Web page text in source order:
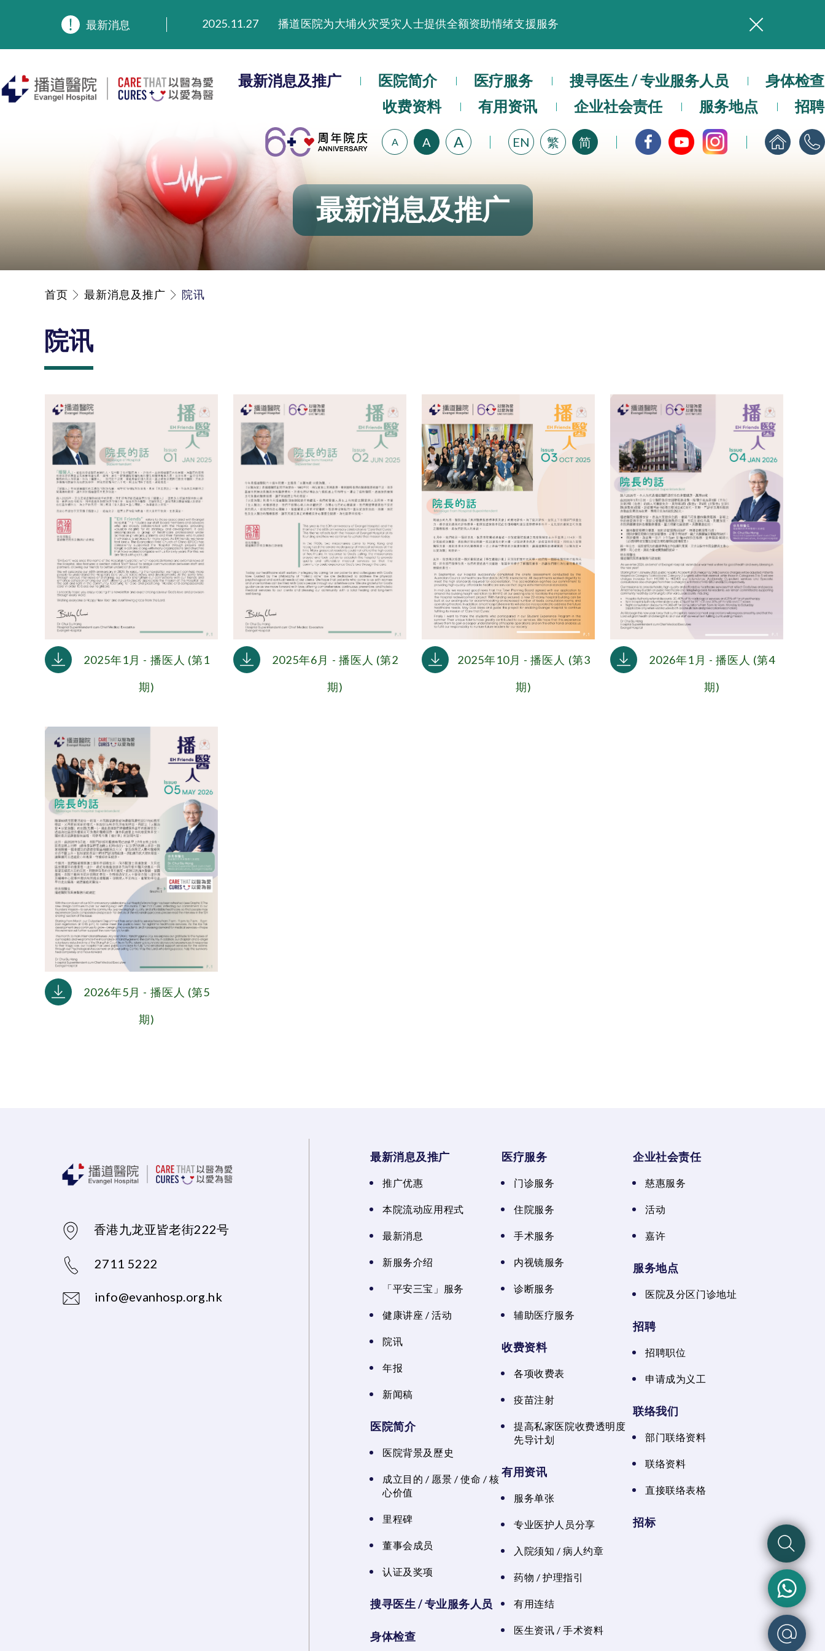
最新消息
2025.11.27
播道医院为大埔火灾受灾人士提供全额资助情绪支援服务
2025.7.21
播道医院手机App已推出查阅病歷记录及求诊资料功能，请即下载
最新消息及推广 医院简介 医疗服务 搜寻医生 / 专业服务人员
身体检查
收费资料
有用资讯 企业社会责任 服务地点 招聘
A A A EN 繁 简
最新消息及推广
首页 最新消息及推广 院讯
院讯
2025年1月 - 播医人 (第1
期)
2025年6月 - 播医人 (第2
期)
2025年10月 - 播医人 (第3
期)
2026年1月 - 播医人 (第4
期)
2026年5月 - 播医人 (第5
期)
香港九龙亚皆老街222号
2711 5222
info@evanhosp.org.hk
最新消息及推广
推广优惠
本院流动应用程式
最新消息
新服务介绍
「平安三宝」服务
健康讲座 / 活动
院讯
年报
新闻稿
医院简介
医院背景及歷史
成立目的 / 愿景 / 使命 / 核
心价值
里程碑
董事会成员
认证及奖项
搜寻医生 / 专业服务人员
身体检查
医疗服务
门诊服务
住院服务
手术服务
内视镜服务
诊断服务
辅助医疗服务
收费资料
各项收费表
疫苗注射
提高私家医院收费透明度
先导计划
有用资讯
服务单张
专业医护人员分享
入院须知 / 病人约章
药物 / 护理指引
有用连结
医生资讯 / 手术资料
企业社会责任
慈惠服务
活动
嘉许
服务地点
医院及分区门诊地址
招聘
招聘职位
申请成为义工
联络我们
部门联络资料
联络资料
直接联络表格
招标